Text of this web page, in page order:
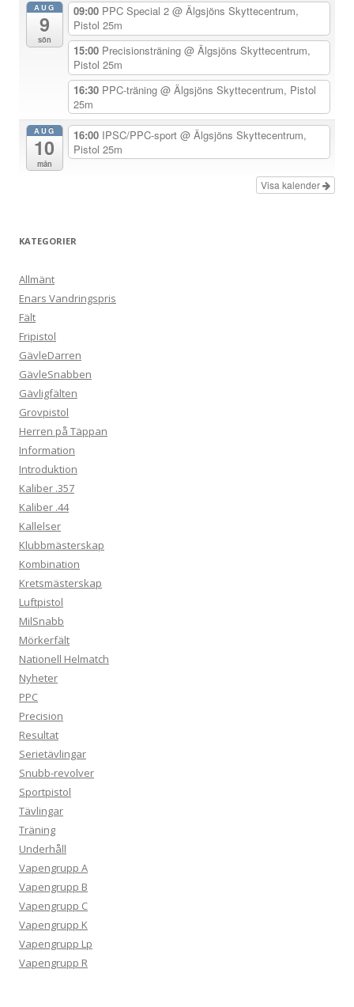
n
AUG
9
sön
09:00 PPC Special 2 @ Älgsjöns Skyttecentrum,
Pistol 25m
15:00 Precisionsträning @ Älgsjöns Skyttecentrum,
Pistol 25m
16:30 PPC-träning @ Älgsjöns Skyttecentrum, Pistol
25m
AUG
10
mån
16:00 IPSC/PPC-sport @ Älgsjöns Skyttecentrum,
Pistol 25m
Visa kalender
KATEGORIER
Allmänt
Enars Vandringspris
Fält
Fripistol
GävleDarren
GävleSnabben
Gävligfälten
Grovpistol
Herren på Täppan
Information
Introduktion
Kaliber .357
Kaliber .44
Kallelser
Klubbmästerskap
Kombination
Kretsmästerskap
Luftpistol
MilSnabb
Mörkerfält
Nationell Helmatch
Nyheter
PPC
Precision
Resultat
Serietävlingar
Snubb-revolver
Sportpistol
Tävlingar
Träning
Underhåll
Vapengrupp A
Vapengrupp B
Vapengrupp C
Vapengrupp K
Vapengrupp Lp
Vapengrupp R